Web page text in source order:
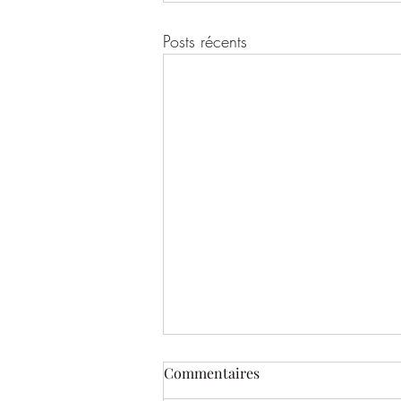
Posts récents
Commentaires